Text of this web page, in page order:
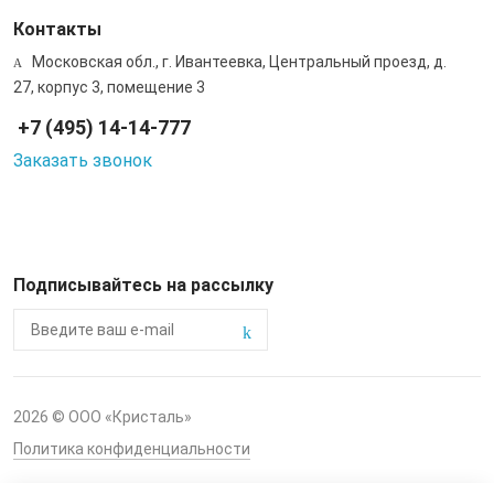
Контакты
Московская обл., г. Ивантеевка, Центральный проезд, д.
27, корпус 3, помещение 3
+7 (495) 14-14-777
Заказать звонок
Подписывайтесь на рассылку
2026 © ООО «Кристаль»
Политика конфиденциальности